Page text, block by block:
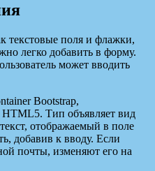
текстовые поля и флажки,
легко добавить в форму.
может вводить
Bootstrap,
Тип объявляет вид
отображаемый в поле
добавив к вводу. Если
почты, изменяют его на